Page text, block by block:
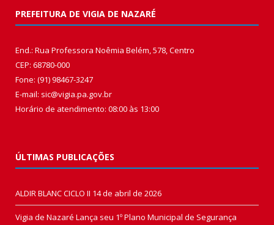
PREFEITURA DE VIGIA DE NAZARÉ
End.: Rua Professora Noêmia Belém, 578, Centro
CEP: 68780-000
Fone: (91) 98467-3247
E-mail: sic@vigia.pa.gov.br
Horário de atendimento: 08:00 às 13:00
ÚLTIMAS PUBLICAÇÕES
ALDIR BLANC CICLO II 14 de abril de 2026
Vigia de Nazaré Lança seu 1º Plano Municipal de Segurança